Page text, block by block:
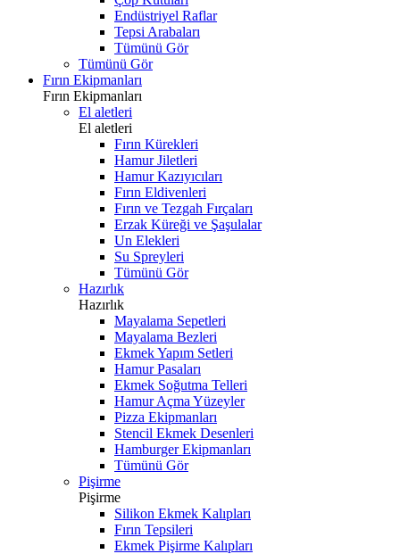
Endüstriyel Raflar
Tepsi Arabaları
Tümünü Gör
Tümünü Gör
Fırın Ekipmanları
Fırın Ekipmanları
El aletleri
El aletleri
Fırın Kürekleri
Hamur Jiletleri
Hamur Kazıyıcıları
Fırın Eldivenleri
Fırın ve Tezgah Fırçaları
Erzak Küreği ve Şaşulalar
Un Elekleri
Su Spreyleri
Tümünü Gör
Hazırlık
Hazırlık
Mayalama Sepetleri
Mayalama Bezleri
Ekmek Yapım Setleri
Hamur Pasaları
Ekmek Soğutma Telleri
Hamur Açma Yüzeyler
Pizza Ekipmanları
Stencil Ekmek Desenleri
Hamburger Ekipmanları
Tümünü Gör
Pişirme
Pişirme
Silikon Ekmek Kalıpları
Fırın Tepsileri
Ekmek Pişirme Kalıpları